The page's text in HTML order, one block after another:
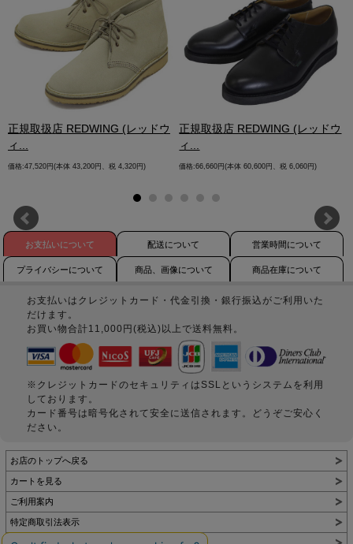
正規取扱店 REDWING (レッドウ
ィ...
価格:47,520円(本体 43,200円、税 4,320円)
正規取扱店 REDWING (レッドウ
ィ...
価格:66,660円(本体 60,600円、税 6,060円)
お支払いについて 配送について 営業時間について
プライバシーについて 商品、画像について 商品在庫について
お支払いはクレジットカード・代金引換・銀行振込がご利用いた
だけます。
お買い物合計11,000円(税込)以上で送料無料。
※クレジットカードのセキュリティはSSLというシステムを利用
しております。
カード番号は暗号化されて安全に送信されます。どうぞご安心く
ださい。
お店のトップへ戻る
カートを見る
ご利用案内
特定商取引法表示